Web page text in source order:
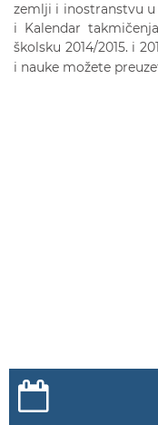
zemlji i inostranstvu
i Kalendar
školsku 2014/2015. i
i nauke možete